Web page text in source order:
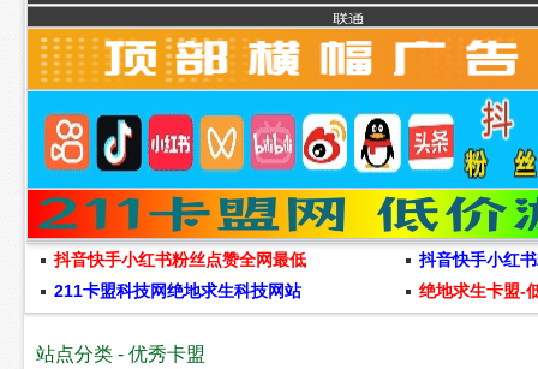
抖音快手小红书粉丝点赞全网最低
抖音快手小红
211卡盟科技网绝地求生科技网站
绝地求生卡盟-
站点分类 - 优秀卡盟